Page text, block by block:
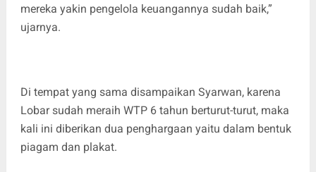
mereka yakin pengelola keuangannya sudah baik,”
ujarnya.
Di tempat yang sama disampaikan Syarwan, karena
Lobar sudah meraih WTP 6 tahun berturut-turut, maka
kali ini diberikan dua penghargaan yaitu dalam bentuk
piagam dan plakat.